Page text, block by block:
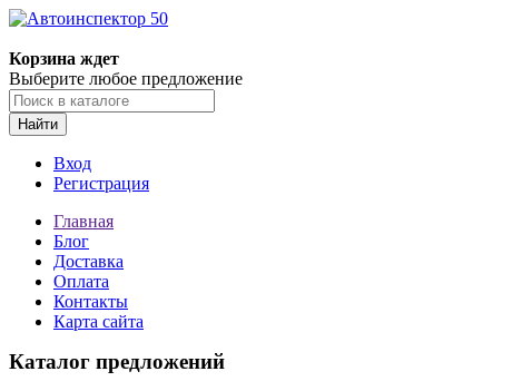
Корзина ждет
Выберите любое предложение
Найти
Вход
Регистрация
Главная
Блог
Доставка
Оплата
Контакты
Карта сайта
Каталог предложений